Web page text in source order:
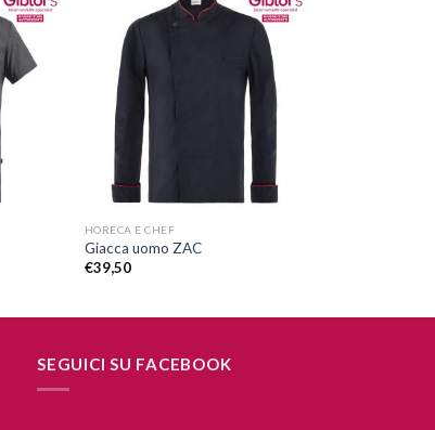
Aggiungi
alla lista
dei
desideri
Aggiungi
alla lista
dei
desideri
+
HORECA E CHEF
Giacca uomo ZAC
€39,50
SEGUICI SU FACEBOOK